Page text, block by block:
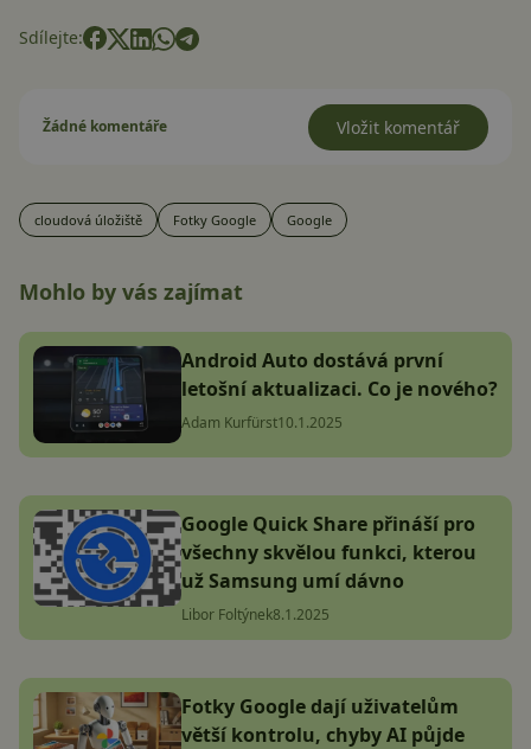
Sdílejte:
Žádné komentáře Vložit komentář
cloudová úložiště Fotky Google Google
Mohlo by vás zajímat
Android Auto dostává první
letošní aktualizaci. Co je nového?
Adam Kurfürst10.1.2025
Google Quick Share přináší pro
všechny skvělou funkci, kterou
už Samsung umí dávno
Libor Foltýnek8.1.2025
Fotky Google dají uživatelům
větší kontrolu, chyby AI půjde